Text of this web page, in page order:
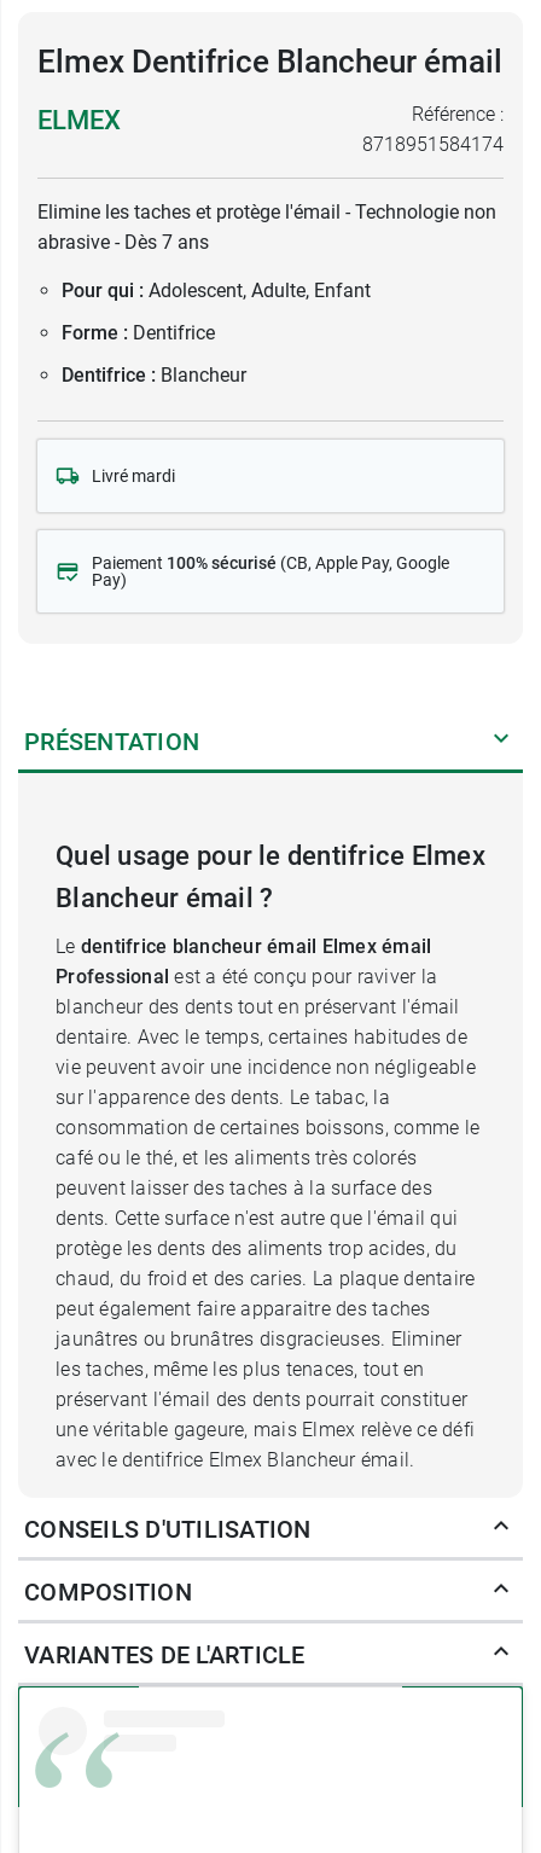
Elmex Dentifrice Blancheur émail
ELMEX
Référence :
8718951584174
Elimine les taches et protège l'émail - Technologie non
abrasive - Dès 7 ans
Pour qui : Adolescent, Adulte, Enfant
Forme : Dentifrice
Dentifrice : Blancheur
Livré mardi
Paiement 100% sécurisé (CB, Apple Pay, Google
Pay)
PRÉSENTATION
Quel usage pour le dentifrice Elmex
Blancheur émail ?
Le dentifrice blancheur émail Elmex émail
Professional est a été conçu pour raviver la
blancheur des dents tout en préservant l'émail
dentaire. Avec le temps, certaines habitudes de
vie peuvent avoir une incidence non négligeable
sur l'apparence des dents. Le tabac, la
consommation de certaines boissons, comme le
café ou le thé, et les aliments très colorés
peuvent laisser des taches à la surface des
dents. Cette surface n'est autre que l'émail qui
protège les dents des aliments trop acides, du
chaud, du froid et des caries. La plaque dentaire
peut également faire apparaitre des taches
jaunâtres ou brunâtres disgracieuses. Eliminer
les taches, même les plus tenaces, tout en
préservant l'émail des dents pourrait constituer
une véritable gageure, mais Elmex relève ce défi
avec le dentifrice Elmex Blancheur émail.
Quels sont les atouts du dentifrice
Blancheur émail Elmex ?
émail varaviver l'éclat naturel
en prenant le plus grand soin de l'émail dentaire.
blanchiment des dents unique !
elle est activée naturellement par des
qui permettent d'éliminer les taches les plus
CONSEILS D'UTILISATION
COMPOSITION
VARIANTES DE L'ARTICLE